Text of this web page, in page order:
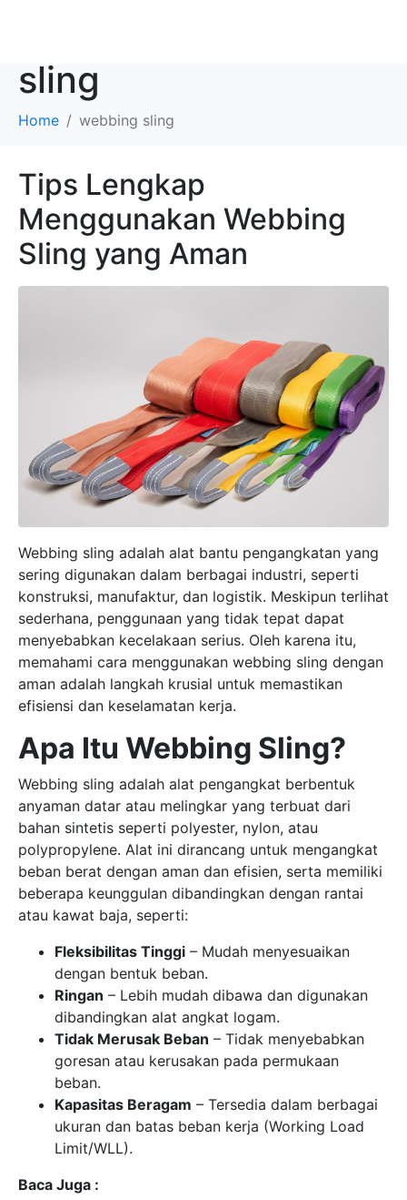
sling
Home webbing sling
Tips Lengkap
Menggunakan Webbing
Sling yang Aman
Webbing sling adalah alat bantu pengangkatan yang
sering digunakan dalam berbagai industri, seperti
konstruksi, manufaktur, dan logistik. Meskipun terlihat
sederhana, penggunaan yang tidak tepat dapat
menyebabkan kecelakaan serius. Oleh karena itu,
memahami cara menggunakan webbing sling dengan
aman adalah langkah krusial untuk memastikan
efisiensi dan keselamatan kerja.
Apa Itu Webbing Sling?
Webbing sling adalah alat pengangkat berbentuk
anyaman datar atau melingkar yang terbuat dari
bahan sintetis seperti polyester, nylon, atau
polypropylene. Alat ini dirancang untuk mengangkat
beban berat dengan aman dan efisien, serta memiliki
beberapa keunggulan dibandingkan dengan rantai
atau kawat baja, seperti:
Fleksibilitas Tinggi – Mudah menyesuaikan
dengan bentuk beban.
Ringan – Lebih mudah dibawa dan digunakan
dibandingkan alat angkat logam.
Tidak Merusak Beban – Tidak menyebabkan
goresan atau kerusakan pada permukaan
beban.
Kapasitas Beragam – Tersedia dalam berbagai
ukuran dan batas beban kerja (Working Load
Limit/WLL).
Baca Juga :